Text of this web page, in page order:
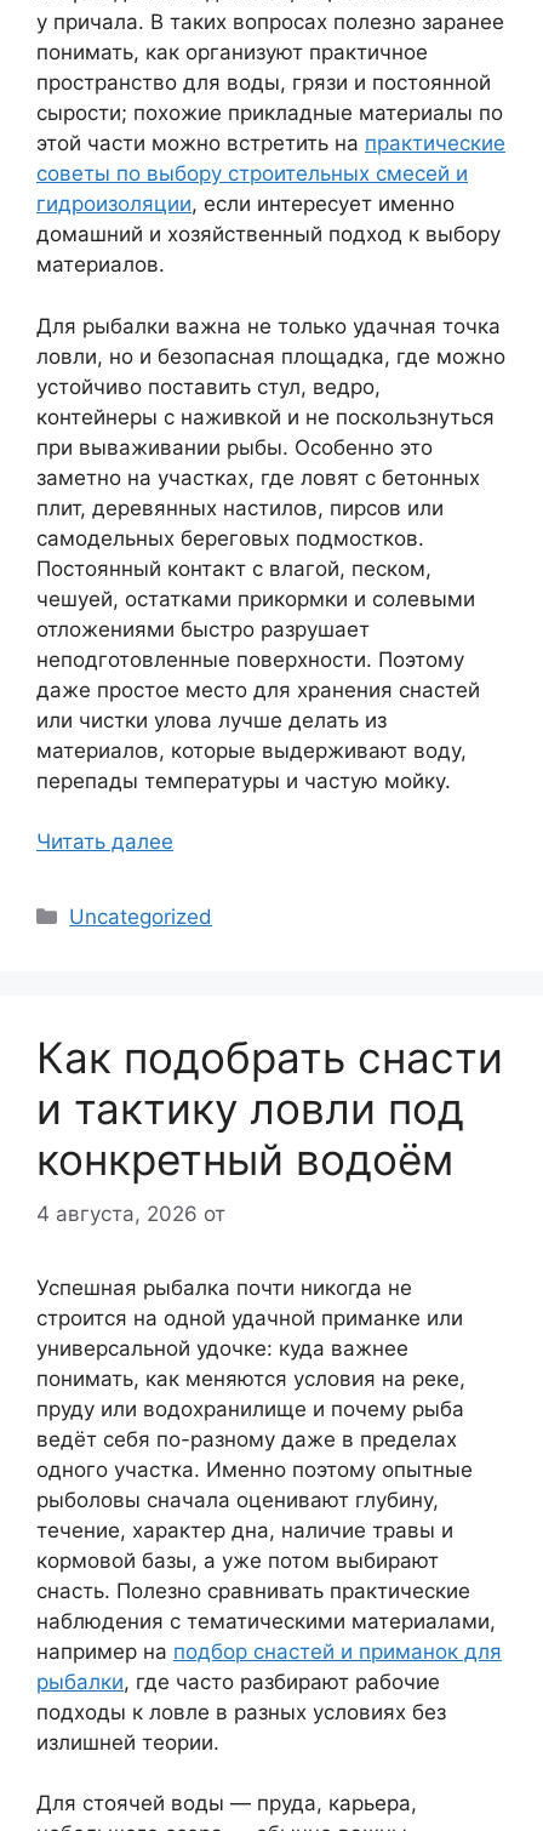
у причала. В таких вопросах полезно заранее
понимать, как организуют практичное
пространство для воды, грязи и постоянной
сырости; похожие прикладные материалы по
этой части можно встретить на практические
советы по выбору строительных смесей и
гидроизоляции, если интересует именно
домашний и хозяйственный подход к выбору
материалов.
Для рыбалки важна не только удачная точка
ловли, но и безопасная площадка, где можно
устойчиво поставить стул, ведро,
контейнеры с наживкой и не поскользнуться
при вываживании рыбы. Особенно это
заметно на участках, где ловят с бетонных
плит, деревянных настилов, пирсов или
самодельных береговых подмостков.
Постоянный контакт с влагой, песком,
чешуей, остатками прикормки и солевыми
отложениями быстро разрушает
неподготовленные поверхности. Поэтому
даже простое место для хранения снастей
или чистки улова лучше делать из
материалов, которые выдерживают воду,
перепады температуры и частую мойку.
Читать далее
Рубрики
Uncategorized
Как подобрать снасти
и тактику ловли под
конкретный водоём
4 августа, 2026 от
Успешная рыбалка почти никогда не
строится на одной удачной приманке или
универсальной удочке: куда важнее
понимать, как меняются условия на реке,
пруду или водохранилище и почему рыба
ведёт себя по-разному даже в пределах
одного участка. Именно поэтому опытные
рыболовы сначала оценивают глубину,
течение, характер дна, наличие травы и
кормовой базы, а уже потом выбирают
снасть. Полезно сравнивать практические
наблюдения с тематическими материалами,
например на подбор снастей и приманок для
рыбалки, где часто разбирают рабочие
подходы к ловле в разных условиях без
излишней теории.
Для стоячей воды — пруда, карьера,